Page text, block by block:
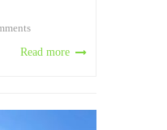
Read more